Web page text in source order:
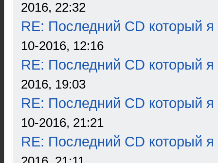
2016, 22:32
RE: Последний CD который я
10-2016, 12:16
RE: Последний CD который я
2016, 19:03
RE: Последний CD который я
10-2016, 21:21
RE: Последний CD который я